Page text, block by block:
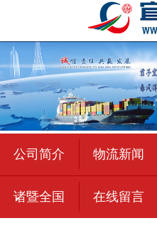
公司简介 物流新闻
诸暨全国 在线留言